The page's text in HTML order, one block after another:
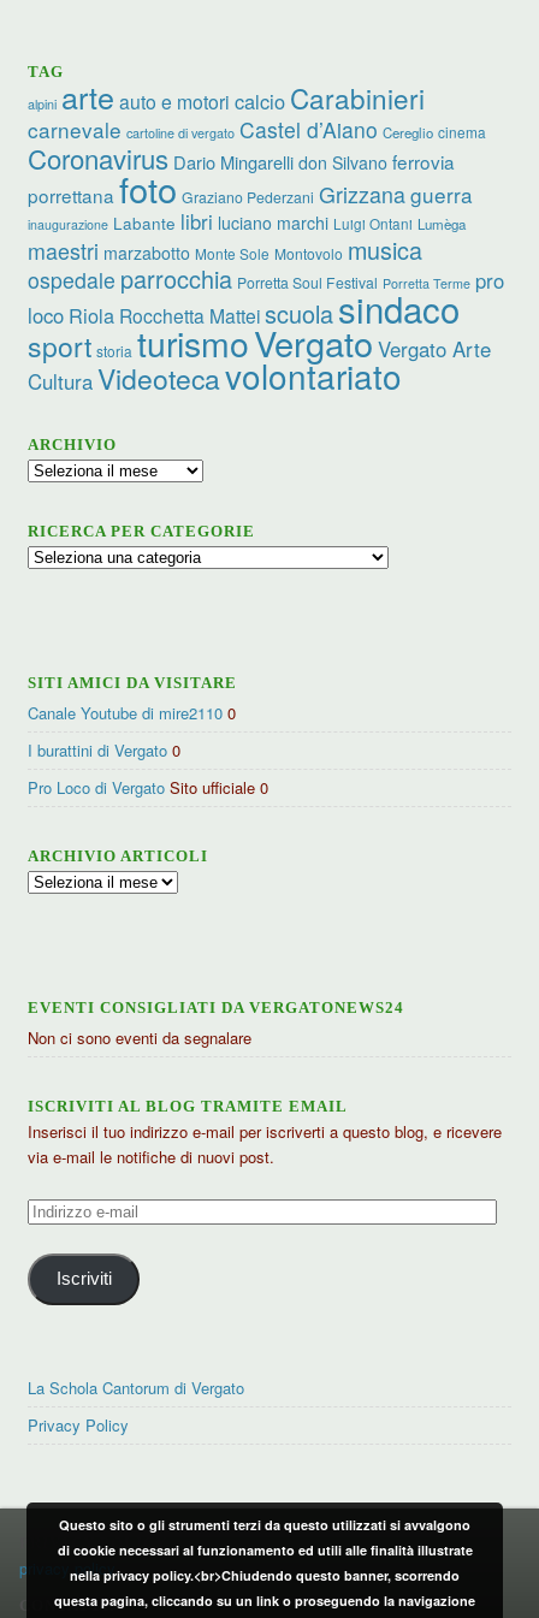
TAG
alpini arte auto e motori calcio Carabinieri
carnevale cartoline di vergato Castel d’Aiano Cereglio cinema
Coronavirus Dario Mingarelli don Silvano ferrovia
porrettana foto Graziano Pederzani Grizzanaguerra
inaugurazione Labante libri luciano marchi Luigi Ontani Lumèga
maestri marzabotto Monte Sole Montovolo musica
ospedale parrocchia Porretta Soul Festival Porretta Terme pro
loco Riola Rocchetta Matteiscuolasindaco
sport storia turismoVergato Vergato Arte
CulturaVideotecavolontariato
ARCHIVIO
Archivio
RICERCA PER CATEGORIE
Ricerca
SITI AMICI DA VISITARE
Canale Youtube di mire2110 0
I burattini di Vergato 0
Pro Loco di Vergato Sito ufficiale 0
ARCHIVIO ARTICOLI
Archivio
EVENTI CONSIGLIATI DA VERGATONEWS24
Non ci sono eventi da segnalare
ISCRIVITI AL BLOG TRAMITE EMAIL
Inserisci il tuo indirizzo e-mail per iscriverti a questo blog, e ricevere
via e-mail le notifiche di nuovi post.
Indirizzo
mail
Iscriviti
La Schola Cantorum di Vergato
Privacy Policy
PRIVACY POLICY
privacy policy
CONTATTI:
Questo sito o gli strumenti terzi da questo utilizzati si avvalgono
di cookie necessari al funzionamento ed utili alle finalità illustrate
nella privacy policy.<br>Chiudendo questo banner, scorrendo
questa pagina, cliccando su un link o proseguendo la navigazione